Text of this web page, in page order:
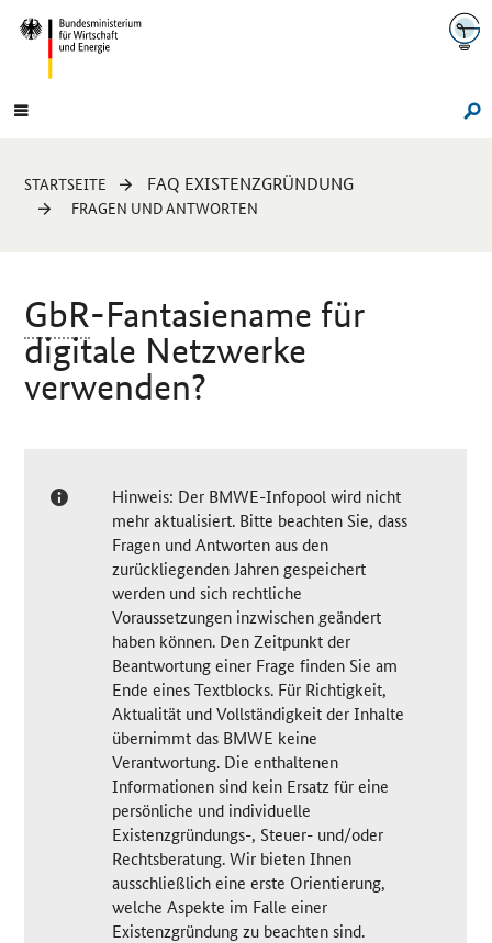
Navigation
Hauptmenü
Sie
sind
STARTSEITE FAQ EXISTENZGRÜNDUNG
FRAGEN UND ANTWORTEN
GbR-Fantasiename für
digitale Netzwerke
verwenden?
Hinweis: Der BMWE-Infopool wird nicht
mehr aktualisiert. Bitte beachten Sie, dass
Fragen und Antworten aus den
zurückliegenden Jahren gespeichert
werden und sich rechtliche
Voraussetzungen inzwischen geändert
haben können. Den Zeitpunkt der
Beantwortung einer Frage finden Sie am
Ende eines Textblocks. Für Richtigkeit,
Aktualität und Vollständigkeit der Inhalte
übernimmt das BMWE keine
Verantwortung. Die enthaltenen
Informationen sind kein Ersatz für eine
persönliche und individuelle
Existenzgründungs-, Steuer- und/oder
Rechtsberatung. Wir bieten Ihnen
ausschließlich eine erste Orientierung,
welche Aspekte im Falle einer
Existenzgründung zu beachten sind.